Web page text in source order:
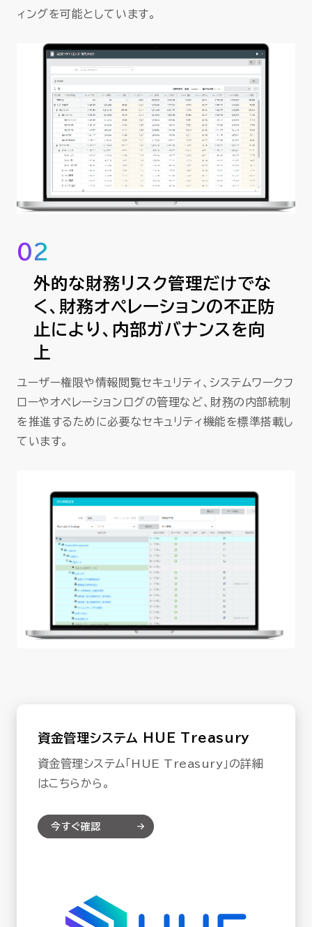
ィングを可能としています。
02
外的な財務リスク管理だけでな
く、財務オペレーションの不正防
止により、内部ガバナンスを向
上
ユーザー権限や情報閲覧セキュリティ、システムワークフ
ローやオペレーションログの管理など、財務の内部統制
を推進するために必要なセキュリティ機能を標準搭載し
ています。
資金管理システム HUE Treasury
資金管理システム「HUE Treasury」の詳細
はこちらから。
今すぐ確認